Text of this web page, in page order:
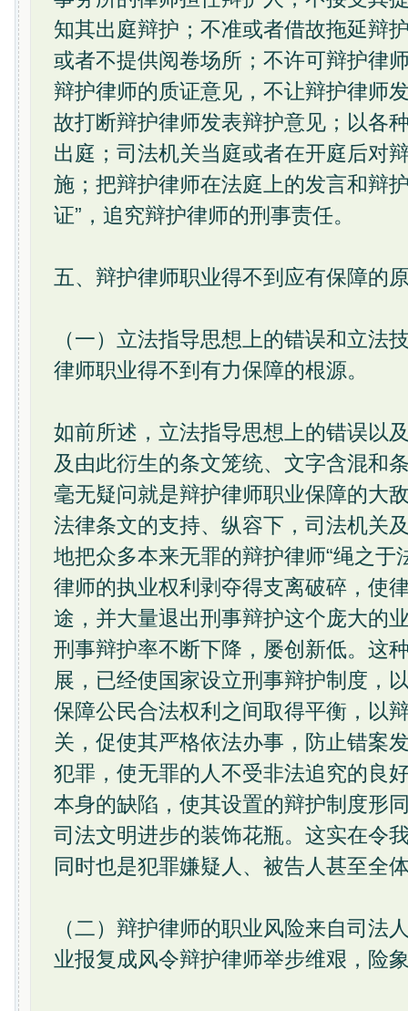
知其出庭辩护；不准或者借故拖延辩
或者不提供阅卷场所；不许可辩护律
辩护律师的质证意见，不让辩护律师
故打断辩护律师发表辩护意见；以各
出庭；司法机关当庭或者在开庭后对
施；把辩护律师在法庭上的发言和辩
证”，追究辩护律师的刑事责任。
五、辩护律师职业得不到应有保障的
（一）立法指导思想上的错误和立法
律师职业得不到有力保障的根源。
如前所述，立法指导思想上的错误以
及由此衍生的条文笼统、文字含混和
毫无疑问就是辩护律师职业保障的大
法律条文的支持、纵容下，司法机关
地把众多本来无罪的辩护律师“绳之于
律师的执业权利剥夺得支离破碎，使
途，并大量退出刑事辩护这个庞大的
刑事辩护率不断下降，屡创新低。这
展，已经使国家设立刑事辩护制度，
保障公民合法权利之间取得平衡，以
关，促使其严格依法办事，防止错案
犯罪，使无罪的人不受非法追究的良
本身的缺陷，使其设置的辩护制度形
司法文明进步的装饰花瓶。这实在令
同时也是犯罪嫌疑人、被告人甚至全
（二）辩护律师的职业风险来自司法
业报复成风令辩护律师举步维艰，险